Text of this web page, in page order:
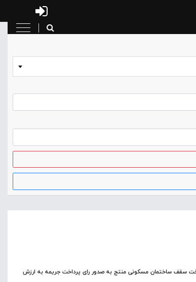
سقف ساختمان مسکونی منتج به صدور رای پرداخت جریمه به ارزش